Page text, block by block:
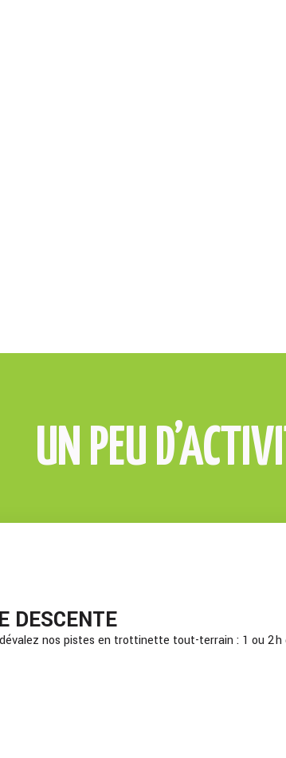
UN PEU
DESCENTE
nos pistes en trottinette tout-terrain : 1 ou 2